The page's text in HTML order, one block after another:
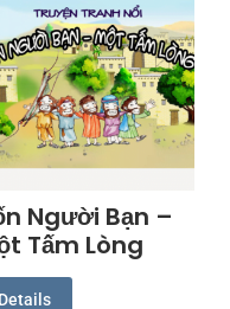
Người Bạn –
Tấm Lòng
Details